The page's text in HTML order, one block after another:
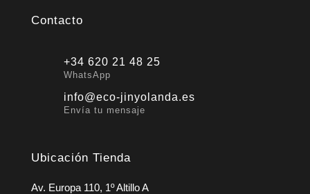
Contacto
+34 620 21 48 25
WhatsApp
info@eco-jinyolanda.es
Envía tu mensaje
Ubicación Tienda
Av. Europa 110, 1º Altillo A